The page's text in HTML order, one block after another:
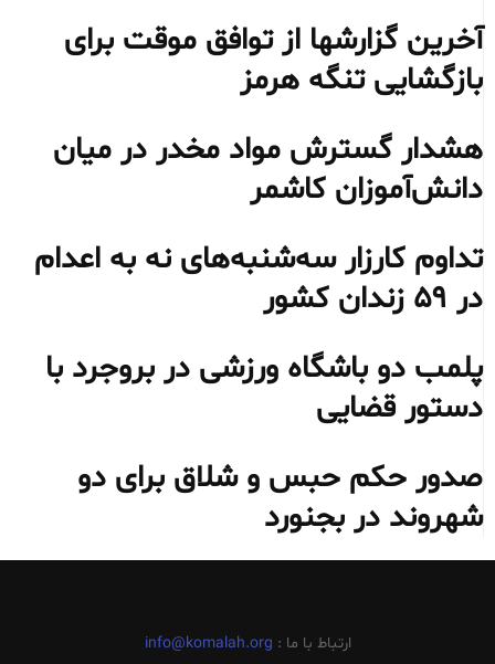
آخرین گزارشها از توافق موقت برای
بازگشایی تنگه هرمز
هشدار گسترش مواد مخدر در میان
دانش‌آموزان کاشمر
تداوم کارزار سه‌شنبه‌های نه به اعدام
در ۵۹ زندان کشور
پلمب دو باشگاه ورزشی در بروجرد با
دستور قضایی
صدور حکم حبس و شلاق برای دو
شهروند در بجنورد
ارتباط با ما : info@komalah.org